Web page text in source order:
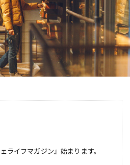
ライフマガジン』始まります。